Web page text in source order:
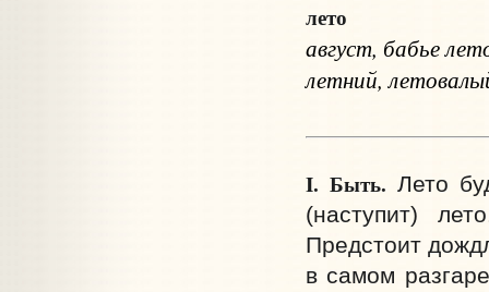
лето
август, бабье
летний,
I. Быть. Лето
(наступит)
Предстоит
в самом